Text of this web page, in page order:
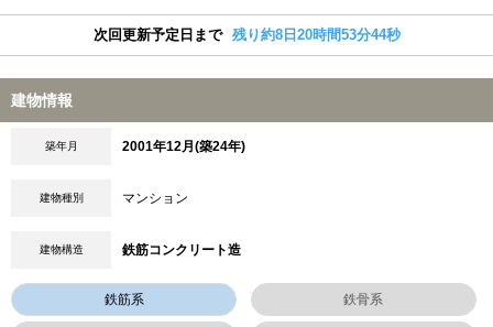
次回更新予定日まで 残り約8日20時間53分43秒
建物情報
築年月 2001年12月(築24年)
建物種別 マンション
建物構造 鉄筋コンクリート造
鉄筋系 鉄骨系